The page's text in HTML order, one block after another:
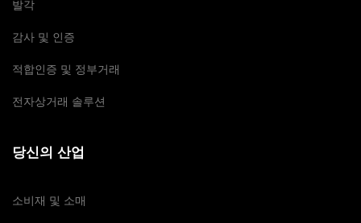
발각
감사 및 인증
적합인증 및 정부거래
전자상거래 솔루션
당신의 산업
소비재 및 소매